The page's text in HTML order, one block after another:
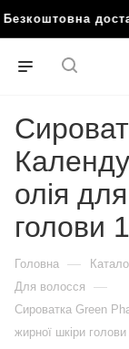
олія
голови
Головна —
Для волосся —
Сироватка Green
жирної шкіри